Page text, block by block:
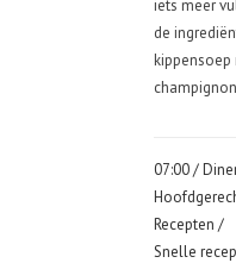
iets meer
de
kippensoep
07:00 /
Recepten /
Snelle